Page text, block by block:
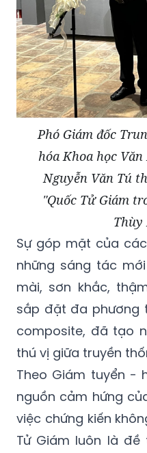
Phó Giám đốc
hóa Khoa học
Nguyễn Văn Tú
"Quốc Tử Giám
Thùy
Sự góp mặt của
những sáng tác
mài, sơn khắc,
sắp đặt đa phương
composite, đã tạo
thú vị giữa truyền
Theo Giám tuyển -
nguồn cảm hứng
việc chứng kiến
Tử Giám luôn là